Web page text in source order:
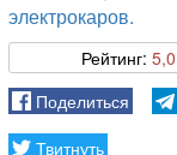
электрокаров.
5,0